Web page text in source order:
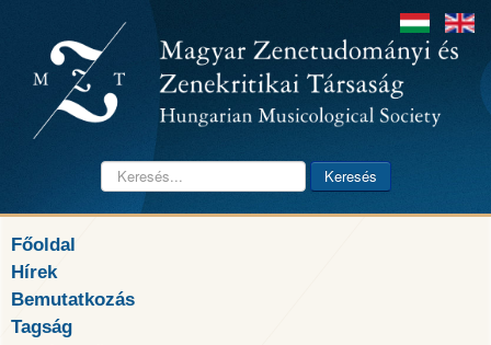
Keresés... Keresés
Főoldal
Hírek
Bemutatkozás
Tagság